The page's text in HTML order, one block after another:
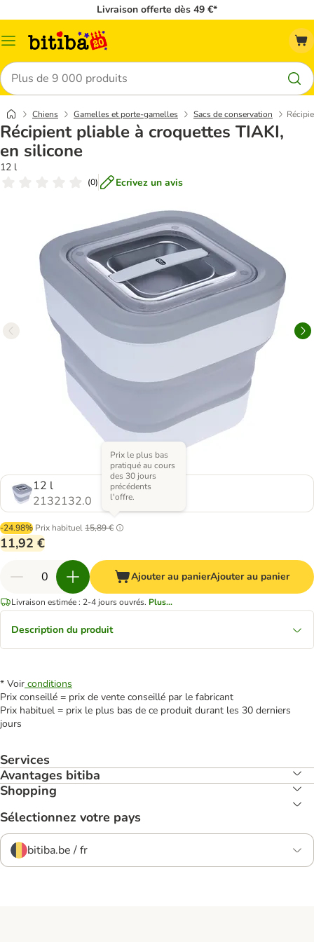
Livraison offerte dès 49 €*
Menu
Rechercher
Chiens Gamelles et porte-gamelles Sacs de conservation
Récipient pliable à croquettes TIAKI,
en silicone
12 l
(0) Ecrivez un avis
12 l
2132132.0
-24.98% Prix habituel15,89 €
Prix le plus bas
pratiqué au cours
des 30 jours
précédents
l'offre.
11,92 €
Ajouter au panierAjouter au panier
Livraison estimée : 2-4 jours ouvrés. Plus...
Description du produit
* Voir conditions
Prix conseillé = prix de vente conseillé par le fabricant
Prix habituel = prix le plus bas de ce produit durant les 30 derniers
jours
Services
Avantages bitiba
Shopping
Sélectionnez votre pays
bitiba.be / fr